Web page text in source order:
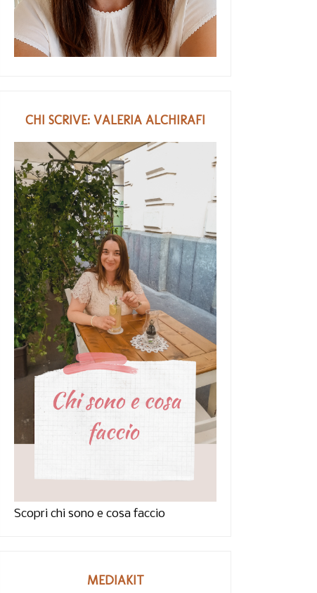
elastiche, calzini per
piede ...
Idee look per una
CHI SCRIVE: VALERIA ALCHIRAFI
Scopri chi sono e cosa faccio
MEDIAKIT